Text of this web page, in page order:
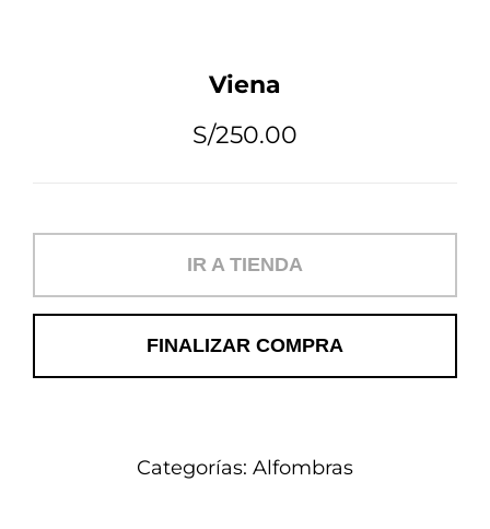
Mi Cuenta
Viena
S/250.00
IR A TIENDA
FINALIZAR COMPRA
Categorías: Alfombras